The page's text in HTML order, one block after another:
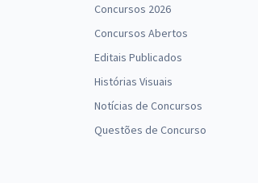
Concursos 2026
Concursos Abertos
Editais Publicados
Histórias Visuais
Notícias de Concursos
Questões de Concurso